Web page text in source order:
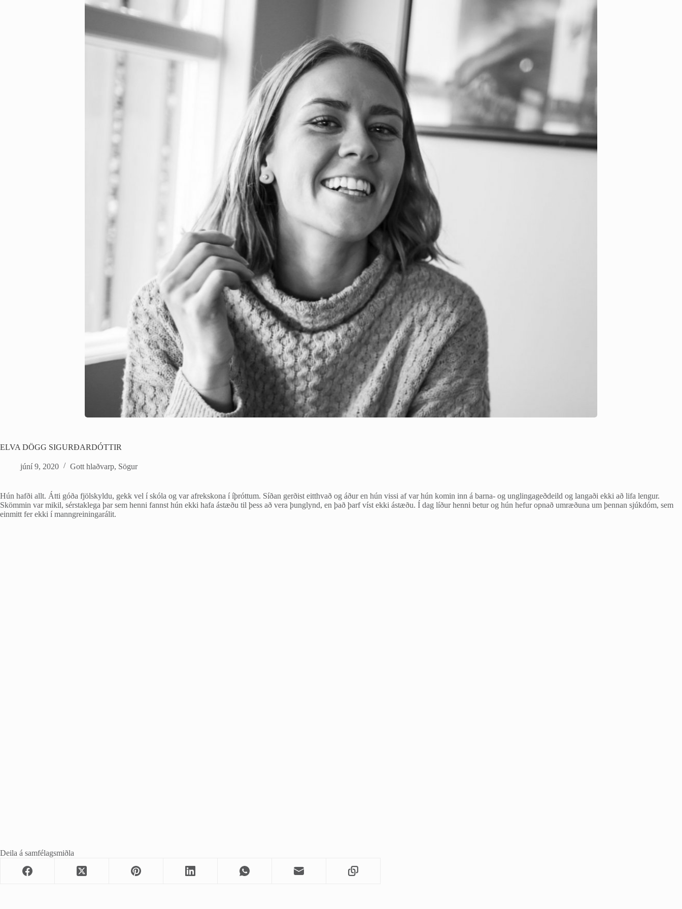
ELVA DÖGG SIGURÐARDÓTTIR
júní 9, 2020 Gott hlaðvarp, Sögur
Hún hafði allt. Átti góða fjölskyldu, gekk vel í skóla og var afrekskona í íþróttum. Síðan gerðist eitthvað og áður en hún vissi af var hún komin inn á barna- og unglingageðdeild og langaði ekki að lifa lengur.
Skömmin var mikil, sérstaklega þar sem henni fannst hún ekki hafa ástæðu til þess að vera þunglynd, en það þarf víst ekki ástæðu. Í dag líður henni betur og hún hefur opnað umræðuna um þennan sjúkdóm, sem
einmitt fer ekki í manngreiningarálit.
Deila á samfélagsmiðla